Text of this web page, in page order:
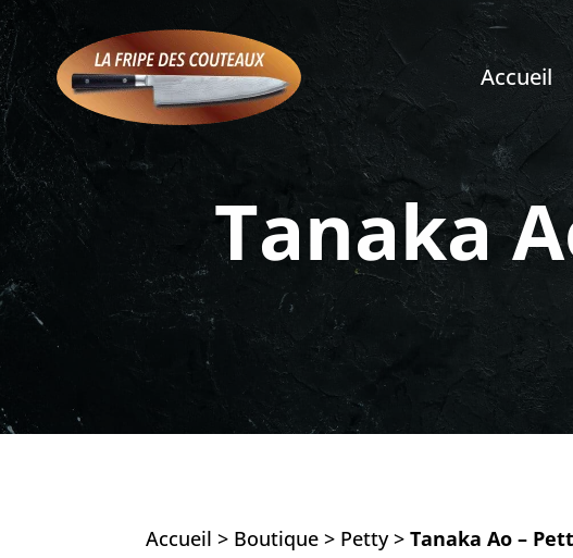
Accueil
Tanaka
Accueil > Boutique > Petty>Tanaka Ao –